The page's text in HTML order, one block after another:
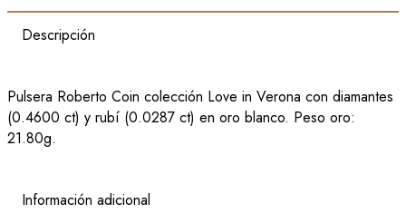
Descripción
Pulsera Roberto Coin colección Love in Verona con diamantes
(0.4600 ct) y rubí (0.0287 ct) en oro blanco. Peso oro:
21.80g.
Información adicional